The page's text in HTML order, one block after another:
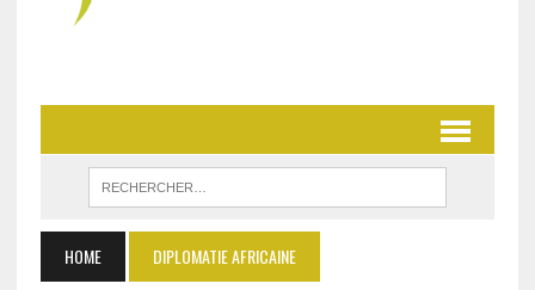
HOME DIPLOMATIE AFRICAINE